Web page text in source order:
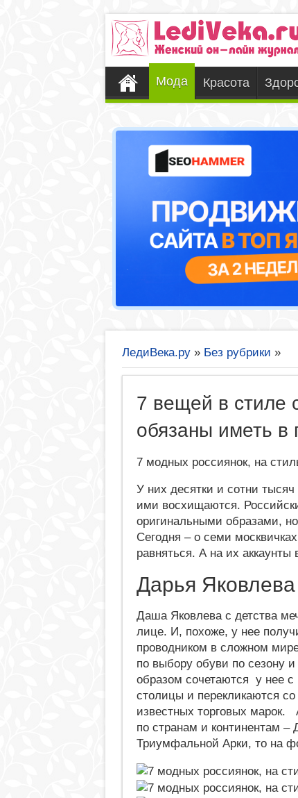
Мода Красота
ЛедиВека.ру » Без рубрики »
7 вещей в стиле
обязаны иметь в
7 модных россиянок, на
У них десятки и сотни
ими восхищаются.
оригинальными образами,
Сегодня – о семи
равняться. А на их аккаунты
Дарья Яковлева
Даша Яковлева с детства
лице. И, похоже, у нее
проводником в сложном
по выбору обуви по сезону
образом сочетаются у нее с
столицы и перекликаются
известных торговых
по странам и континентам –
Триумфальной Арки, то на